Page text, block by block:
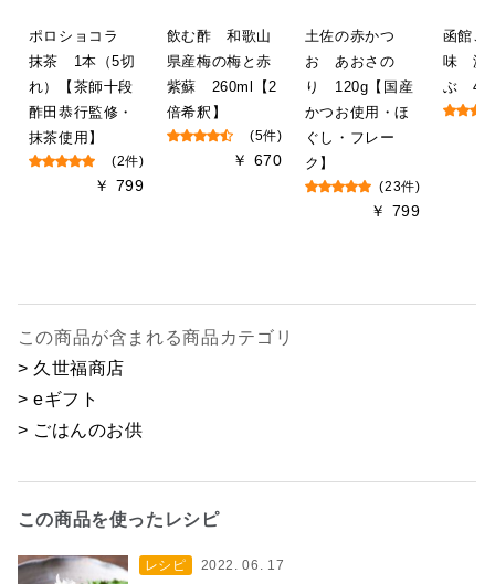
ポロショコラ
抹茶 1本（5切
れ）【茶師十段
酢田恭行監修・
抹茶使用】
(2件)
￥ 799
飲む酢 和歌山
県産梅の梅と赤
紫蘇 260ml【2
倍希釈】
(5件)
￥ 670
土佐の赤かつ
お あおさの
り 120g【国産
かつお使用・ほ
ぐし・フレー
ク】
(23件)
￥ 799
函館こ
味 浜
ぶ
この商品が含まれる商品カテゴリ
> 久世福商店
> eギフト
> ごはんのお供
この商品を使ったレシピ
レシピ 2022. 06. 17